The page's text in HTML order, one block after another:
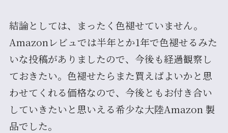
結論としては、まったく色褪せていません。
Amazonレビュでは半年とか1年で色褪せるみた
いな投稿がありましたので、今後も経過観察し
ておきたい。色褪せたらまた買えばよいかと思
わせてくれる価格なので、今後ともお付き合い
していきたいと思いえる希少な大陸Amazon 製
品でした。